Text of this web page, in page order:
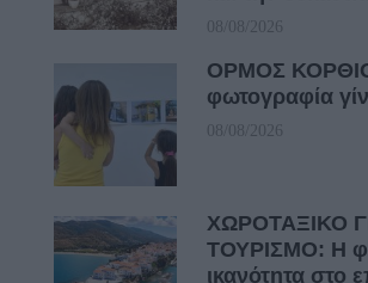
08/08/2026
ΟΡΜΟΣ
φωτογραφία
08/08/2026
ΧΩΡΟΤΑΞΙΚΟ
ΤΟΥΡΙΣΜΟ: Η
ικανότητα στο